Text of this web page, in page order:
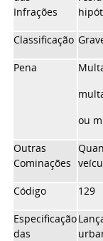
Infrações
Classificação
Pena
ou
Outras
Cominações
Código 129
Especificação
das